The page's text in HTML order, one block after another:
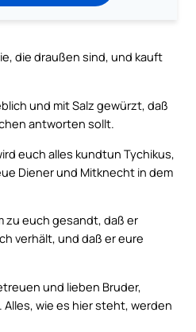
die draußen sind, und kauft
und mit Salz gewürzt, daß
antworten sollt.
euch alles kundtun Tychikus,
Diener und Mitknecht in dem
zu euch gesandt, daß er
verhält, und daß er eure
und lieben Bruder,
wie es hier steht, werden